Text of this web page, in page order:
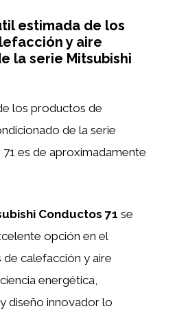
estimada de los
y aire
la serie Mitsubishi
los productos de
de la serie
es de aproximadamente
Conductos 71 se
opción en el
calefacción y aire
energética,
diseño innovador lo